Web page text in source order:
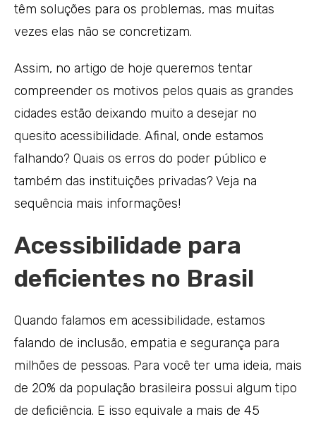
têm soluções para os problemas, mas muitas
vezes elas não se concretizam.
Assim, no artigo de hoje queremos tentar
compreender os motivos pelos quais as grandes
cidades estão deixando muito a desejar no
quesito acessibilidade. Afinal, onde estamos
falhando? Quais os erros do poder público e
também das instituições privadas? Veja na
sequência mais informações!
Acessibilidade para
deficientes no Brasil
Quando falamos em acessibilidade, estamos
falando de inclusão, empatia e segurança para
milhões de pessoas. Para você ter uma ideia, mais
de 20% da população brasileira possui algum tipo
de deficiência. E isso equivale a mais de 45